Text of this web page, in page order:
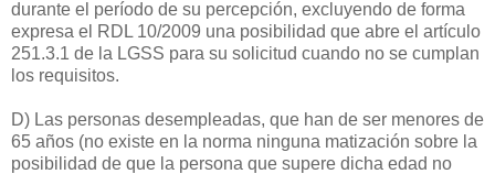
durante el período de su percepción, excluyendo de forma
expresa el RDL 10/2009 una posibilidad que abre el artículo
251.3.1 de la LGSS para su solicitud cuando no se cumplan
los requisitos.
D) Las personas desempleadas, que han de ser menores de
65 años (no existe en la norma ninguna matización sobre la
posibilidad de que la persona que supere dicha edad no